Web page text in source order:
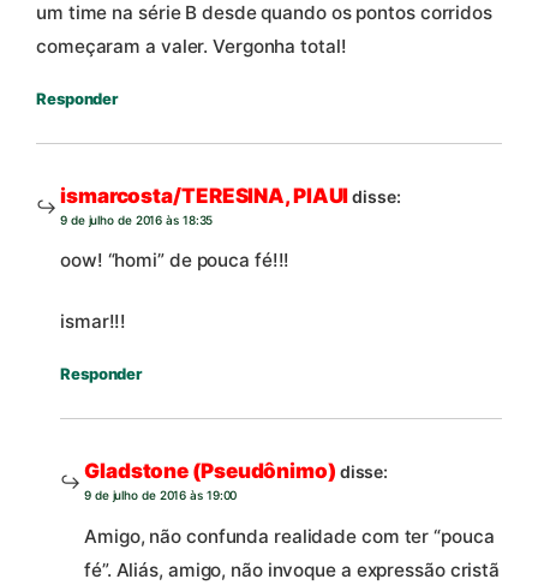
um time na série B desde quando os pontos corridos
começaram a valer. Vergonha total!
Responder
ismarcosta/TERESINA, PIAUIdisse:
9 de julho de 2016 às 18:35
oow! “homi” de pouca fé!!!
ismar!!!
Responder
Gladstone (Pseudônimo) disse:
9 de julho de 2016 às 19:00
Amigo, não confunda realidade com ter “pouca
fé”. Aliás, amigo, não invoque a expressão cristã